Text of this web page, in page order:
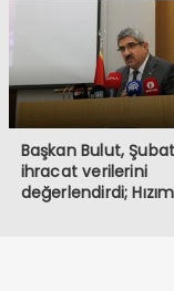
Başkan Bulut,
ihracat verilerini
değerlendirdi;